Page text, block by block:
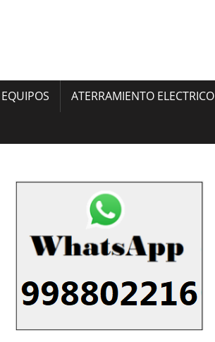
ATERRAMIENTO ELECTRICO